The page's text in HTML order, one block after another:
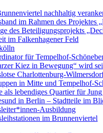
nachhaltig
im Rahmen des Projektes
des Beteiligungsprojekts
im Falkenhagener Feld
für Tempelhof-
Kiez in Bewegung“ wird
Charlottenburg-
in Mitte und Tempelhof-
als lebendiges Quartier für
in Berlin – Stadtteile im
Ausbildung
im Brunnenviertel